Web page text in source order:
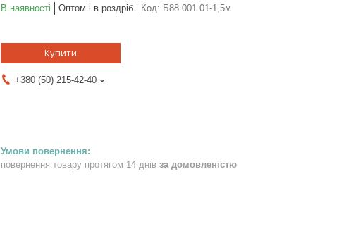
В наявності Оптом і в роздріб Код: Б88.001.01-1,5м
Купити
+380 (50) 215-42-40
повернення товару протягом 14 днів за домовленістю